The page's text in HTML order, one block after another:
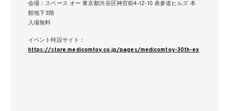
会場：スペース オー 東京都渋谷区神宮前4-12-10 表参道ヒルズ 本
館地下3階
入場無料
イベント特設サイト：
https://store.medicomtoy.co.jp/pages/medicomtoy-30th-ex